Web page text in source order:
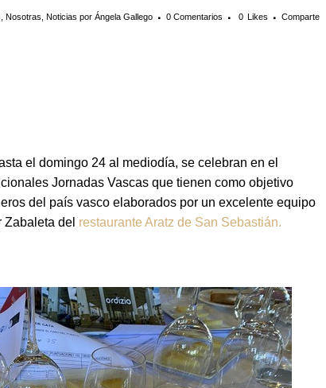
Nosotras Noticias por Ángela Gallego 0 Comentarios 0 Likes Comparte
el domingo 24 al mediodía, se celebran en el
Jornadas Vascas que tienen como objetivo
del país vasco elaborados por un excelente equipo
del restaurante Aratz de San Sebastián.